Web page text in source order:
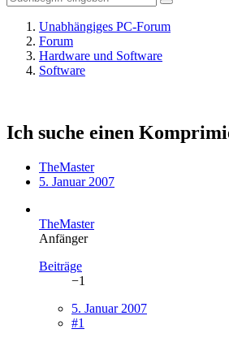
Unabhängiges PC-Forum
Forum
Hardware und Software
Software
Ich suche einen
TheMaster
5. Januar 2007
TheMaster
Anfänger
Beiträge
−1
5. Januar 2007
#1